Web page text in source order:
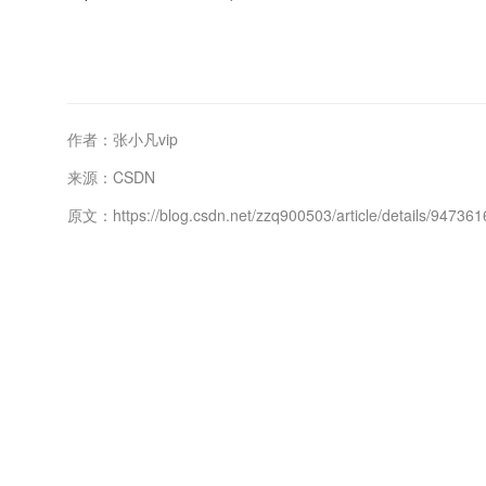
作者：张小凡vip
来源：CSDN
原文：https://blog.csdn.net/zzq900503/article/details/